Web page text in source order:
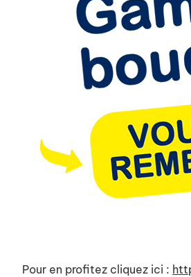
Pour en profitez cliquez ici :